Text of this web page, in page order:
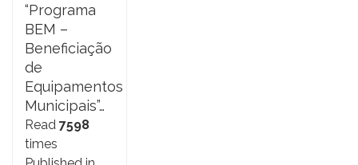
“Programa
BEM –
Beneficiação
de
Equipamentos
Municipais”…
Read 7598
times